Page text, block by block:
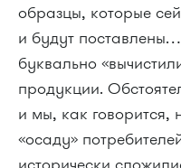
образцы, которые
и будут
буквально
продукции.
и мы, как
«осаду»